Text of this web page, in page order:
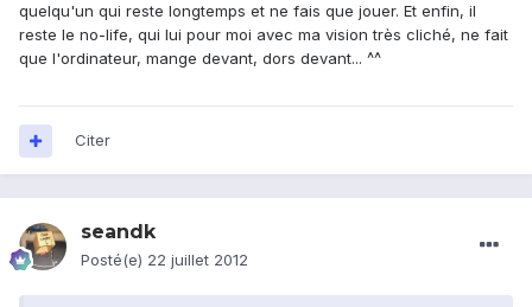
quelqu'un qui reste longtemps et ne fais que jouer. Et enfin, il
reste le no-life, qui lui pour moi avec ma vision très cliché, ne fait
que l'ordinateur, mange devant, dors devant... ^^
Citer
seandk
Posté(e) 22 juillet 2012